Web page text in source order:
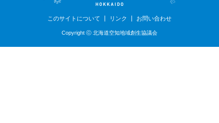
このサイトについて リンク お問い合わせ
Copyright ⓒ 北海道空知地域創生協議会